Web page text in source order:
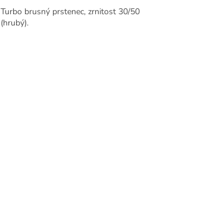
Turbo brusný prstenec, zrnitost 30/50
(hrubý).